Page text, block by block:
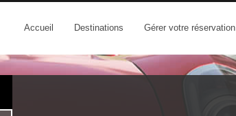
Accueil Destinations Gérer votre réservation